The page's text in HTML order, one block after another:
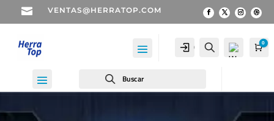
 VENTAS@HERRATOP.COM
Cuenta Buscar 0
Buscar